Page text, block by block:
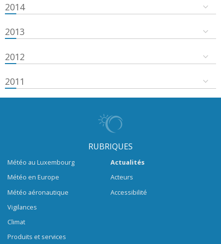
2014
2013
2012
2011
RUBRIQUES
Météo au Luxembourg
Météo en Europe
Météo aéronautique
Vigilances
Climat
Produits et services
Actualités
Acteurs
Accessibilité